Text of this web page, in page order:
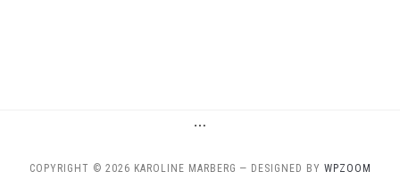
…
COPYRIGHT © 2026 KAROLINE MARBERG — DESIGNED BY WPZOOM